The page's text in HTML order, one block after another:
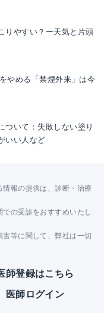
りやすい？ー天気と片頭
やめる「禁煙外来」は今
ついて：失敗しない塗り
いい人など
報の提供は、診断・治療
の受診をおすすめいたし
等に関して、弊社は一切
師登録はこちら
医師ログイン